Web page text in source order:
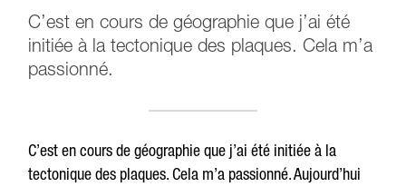
C’est en cours de géographie que j’ai été
initiée à la tectonique des plaques. Cela m’a
passionné.
C’est en cours de géographie que j’ai été initiée à la
tectonique des plaques. Cela m’a passionné. Aujourd’hui